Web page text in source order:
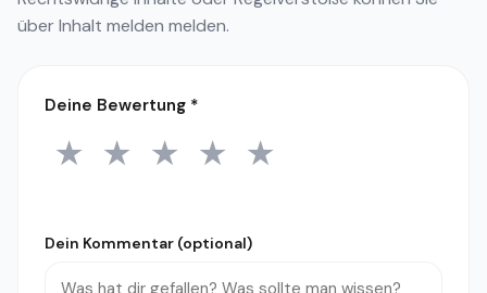
überInhalt melden melden.
Deine Bewertung *
1 Stern
★ 2 Sterne
★ 3 Sterne
★ 4 Sterne
★ 5 Sterne
★
Dein Kommentar (optional)